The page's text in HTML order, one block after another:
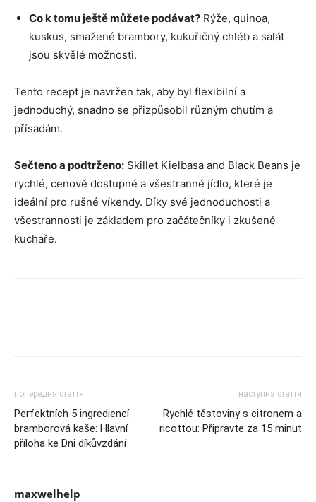
Co k tomu ještě můžete podávat? Rýže, quinoa,
kuskus, smažené brambory, kukuřičný chléb a salát
jsou skvělé možnosti.
Tento recept je navržen tak, aby byl flexibilní a
jednoduchý, snadno se přizpůsobil různým chutím a
přísadám.
Sečteno a podtrženo: Skillet Kielbasa and Black Beans je
rychlé, cenově dostupné a všestranné jídlo, které je
ideální pro rušné víkendy. Díky své jednoduchosti a
všestrannosti je základem pro začátečníky i zkušené
kuchaře.
попередня стаття
Perfektních 5 ingrediencí
bramborová kaše: Hlavní
příloha ke Dni díkůvzdání
наступна стаття
Rychlé těstoviny s citronem a
ricottou: Připravte za 15 minut
maxwelhelp